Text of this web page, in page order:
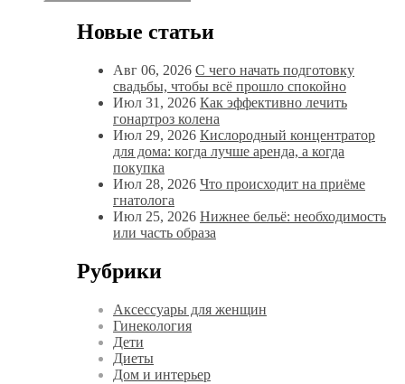
Новые статьи
Авг 06, 2026 С чего начать подготовку
свадьбы, чтобы всё прошло спокойно
Июл 31, 2026 Как эффективно лечить
гонартроз колена
Июл 29, 2026 Кислородный концентратор
для дома: когда лучше аренда, а когда
покупка
Июл 28, 2026 Что происходит на приёме
гнатолога
Июл 25, 2026 Нижнее бельё: необходимость
или часть образа
Рубрики
Аксессуары для женщин
Гинекология
Дети
Диеты
Дом и интерьер